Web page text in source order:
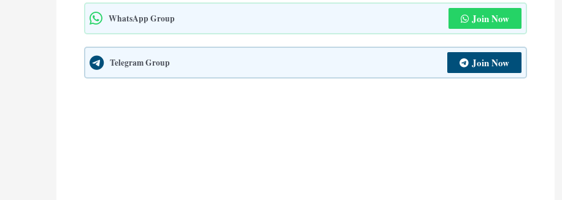
WhatsApp Group Join Now
Telegram Group Join Now